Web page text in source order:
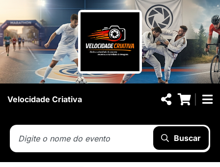
Velocidade Criativa
Buscar